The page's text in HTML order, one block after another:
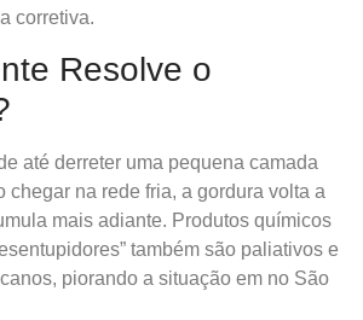
corretiva.
Resolve o
até derreter uma pequena camada
chegar na rede fria, a gordura volta a
mais adiante. Produtos químicos
também são paliativos e
piorando a situação em no São